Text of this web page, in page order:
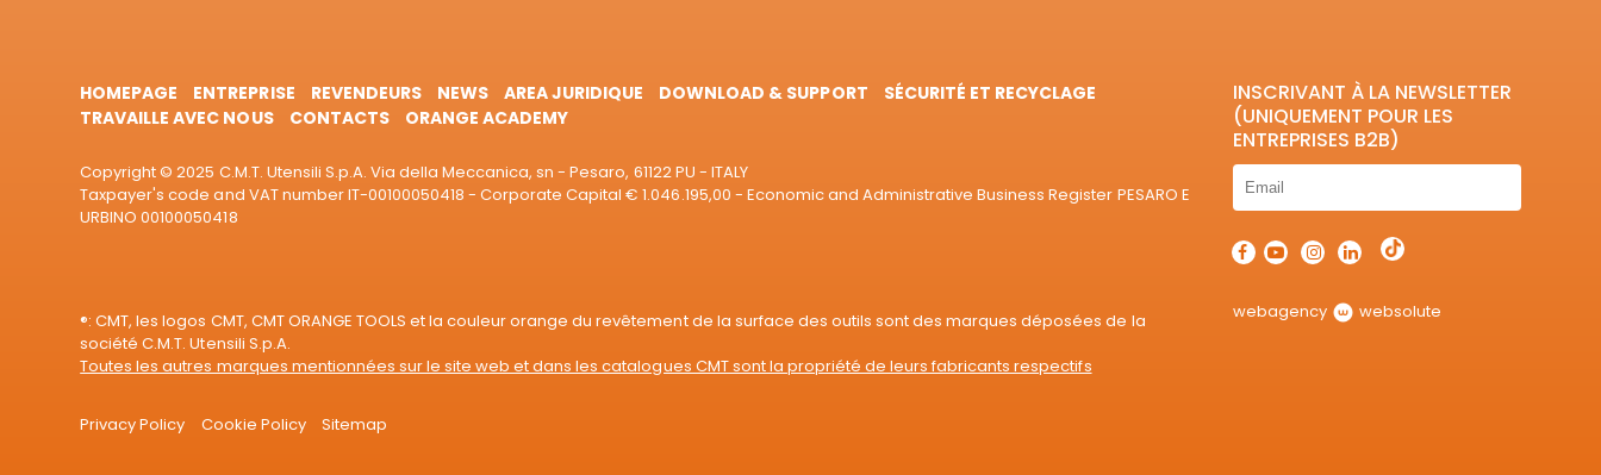
HOMEPAGE ENTREPRISE REVENDEURS NEWS AREA JURIDIQUE DOWNLOAD & SUPPORT
SÉCURITÉ ET RECYCLAGE
TRAVAILLE AVEC NOUS
CONTACTS ORANGE ACADEMY
Copyright © 2025 C.M.T. Utensili S.p.A. Via della Meccanica, sn - Pesaro, 61122 PU - ITALY
Taxpayer's code and VAT number IT-00100050418 - Corporate Capital € 1.046.195,00 - Economic and Administrative Business Register PESARO E
URBINO 00100050418
®: CMT, les logos CMT, CMT ORANGE TOOLS et la couleur orange du revêtement de la surface des outils sont des marques déposées de la
société C.M.T. Utensili S.p.A.
Toutes les autres marques mentionnées sur le site web et dans les catalogues CMT sont la propriété de leurs fabricants respectifs
Privacy Policy Cookie Policy Sitemap
INSCRIVANT À LA NEWSLETTER
(UNIQUEMENT POUR LES
ENTREPRISES B2B)
webagency websolute